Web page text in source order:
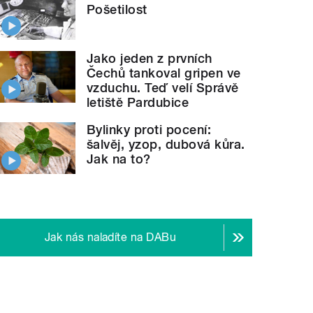
Pošetilost
Jako jeden z prvních
Čechů tankoval gripen ve
vzduchu. Teď velí Správě
letiště Pardubice
Bylinky proti pocení:
šalvěj, yzop, dubová kůra.
Jak na to?
Jak nás naladíte na DABu